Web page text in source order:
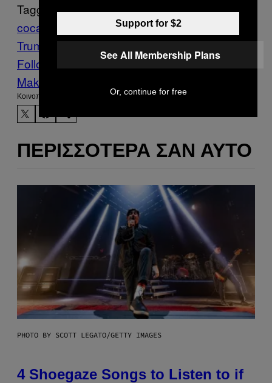
Tagged:
coca-cola
Trump
News ΗΠΑ Λευκός Οίκος Πολιτική
Follow Us On Discover
Make Us Preferred In Top Stories
Kοινοποίηση
ΠΕΡΙΣΣΌΤΕΡΑ ΣΑΝ ΑΥΤΌ
PHOTO BY SCOTT LEGATO/GETTY IMAGES
4 Shoegaze Songs to Listen to if
Support for $2
See All Membership Plans
Or, continue for free